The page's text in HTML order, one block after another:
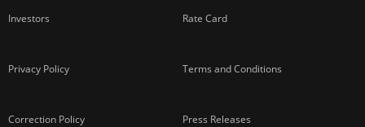
Investors Rate Card
Privacy Policy Terms and Conditions
Correction Policy Press Releases